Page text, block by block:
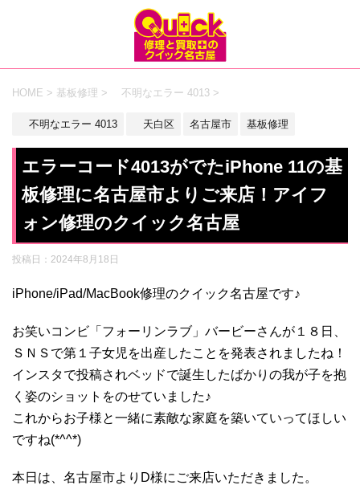
HOME > 基板修理 > 不明なエラー 4013 >
不明なエラー 4013 天白区 名古屋市 基板修理
エラーコード4013がでたiPhone 11の基
板修理に名古屋市よりご来店！アイフ
ォン修理のクイック名古屋
投稿日： 2024年8月18日
iPhone/iPad/MacBook修理のクイック名古屋です♪
お笑いコンビ「フォーリンラブ」バービーさんが１８日、
ＳＮＳで第１子女児を出産したことを発表されましたね！
インスタで投稿されベッドで誕生したばかりの我が子を抱
く姿のショットをのせていました♪
これからお子様と一緒に素敵な家庭を築いていってほしい
ですね(*^^*)
本日は、名古屋市よりD様にご来店いただきました。